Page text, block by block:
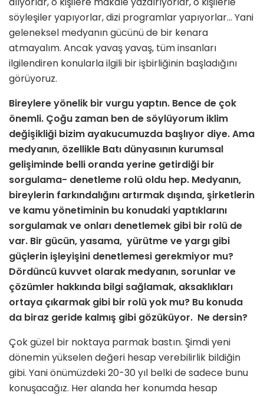
söyleşiler yapıyorlar, dizi programlar yapıyorlar… Yani
geleneksel medyanın gücünü de bir kenara
atmayalım. Ancak yavaş yavaş, tüm insanları
ilgilendiren konularla ilgili bir işbirliğinin başladığını
görüyoruz.
Bireylere yönelik bir vurgu yaptın. Bence de çok
önemli. Çoğu zaman ben de söylüyorum iklim
değişikliği bizim ayakucumuzda başlıyor diye. Ama
medyanın, özellikle Batı dünyasının kurumsal
gelişiminde belli oranda yerine getirdiği bir
sorgulama- denetleme rolü oldu hep. Medyanın,
bireylerin farkındalığını artırmak dışında, şirketlerin
ve kamu yönetiminin bu konudaki yaptıklarını
sorgulamak ve onları denetlemek gibi bir rolü de
var. Bir gücün, yasama, yürütme ve yargı gibi
güçlerin işleyişini denetlemesi gerekmiyor mu?
Dördüncü kuvvet olarak medyanın, sorunlar ve
çözümler hakkında bilgi sağlamak, aksaklıkları
ortaya çıkarmak gibi bir rolü yok mu? Bu konuda
da biraz geride kalmış gibi gözüküyor. Ne dersin?
Çok güzel bir noktaya parmak bastın. Şimdi yeni
dönemin yükselen değeri hesap verebilirlik bildiğin
gibi. Yani önümüzdeki 20-30 yıl belki de sadece bunu
konuşacağız. Her alanda her konumda hesap